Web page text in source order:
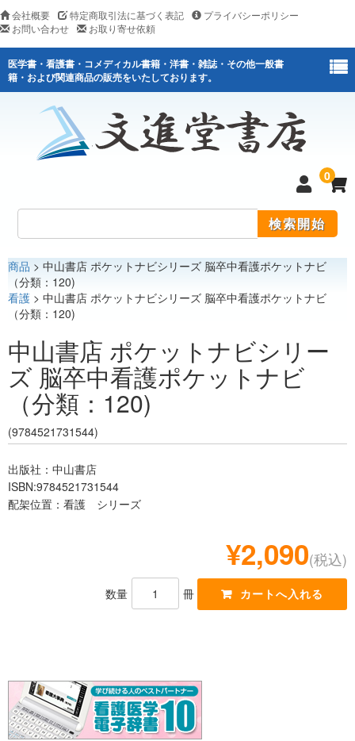
会社概要 特定商取引法に基づく表記
プライバシーポリシー
お問い合わせ
お取り寄せ依頼
医学書・看護書・コメディカル書籍・洋書・雑誌・その他一般書
籍・および関連商品の販売をいたしております。
0
医学
看護
レジデント
商品 > 中山書店 ポケットナビシリーズ 脳卒中看護ポケットナビ
（分類：120)
看護 > 中山書店 ポケットナビシリーズ 脳卒中看護ポケットナビ
（分類：120)
中山書店 ポケットナビシリー
ズ 脳卒中看護ポケットナビ
（分類：120)
(9784521731544)
出版社：中山書店
ISBN:9784521731544
配架位置：看護 シリーズ
¥2,090(税込)
数量 冊